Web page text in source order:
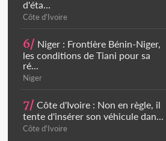
d'éta...
Côte d'Ivoire
6/ Niger : Frontière Bénin-Niger,
les conditions de Tiani pour sa
ré...
Niger
7/ Côte d'Ivoire : Non en règle, il
tente d'insérer son véhicule dan...
Côte d'Ivoire